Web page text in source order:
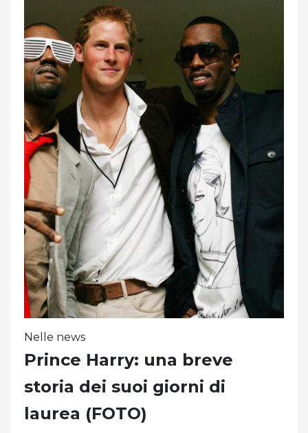
Nelle news
Prince Harry: una breve
storia dei suoi giorni di
laurea (FOTO)